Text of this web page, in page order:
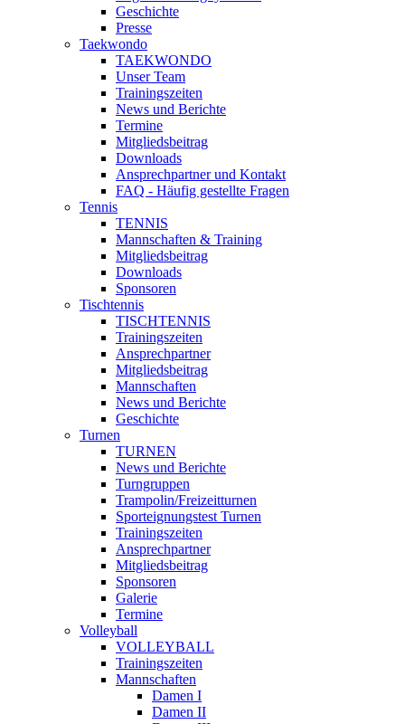
Geschichte
Presse
Taekwondo
TAEKWONDO
Unser Team
Trainingszeiten
News und Berichte
Termine
Mitgliedsbeitrag
Downloads
Ansprechpartner und Kontakt
FAQ - Häufig gestellte Fragen
Tennis
TENNIS
Mannschaften & Training
Mitgliedsbeitrag
Downloads
Sponsoren
Tischtennis
TISCHTENNIS
Trainingszeiten
Ansprechpartner
Mitgliedsbeitrag
Mannschaften
News und Berichte
Geschichte
Turnen
TURNEN
News und Berichte
Turngruppen
Trampolin/Freizeitturnen
Sporteignungstest Turnen
Trainingszeiten
Ansprechpartner
Mitgliedsbeitrag
Sponsoren
Galerie
Termine
Volleyball
VOLLEYBALL
Trainingszeiten
Mannschaften
Damen I
Damen II